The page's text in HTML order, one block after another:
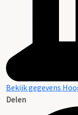
Bekijk gegevens
Delen